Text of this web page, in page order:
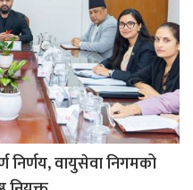
निर्णय, वायुसेवा निगमको